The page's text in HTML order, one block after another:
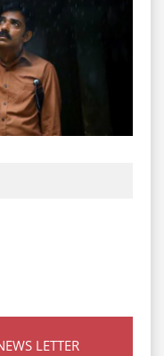
LETTER